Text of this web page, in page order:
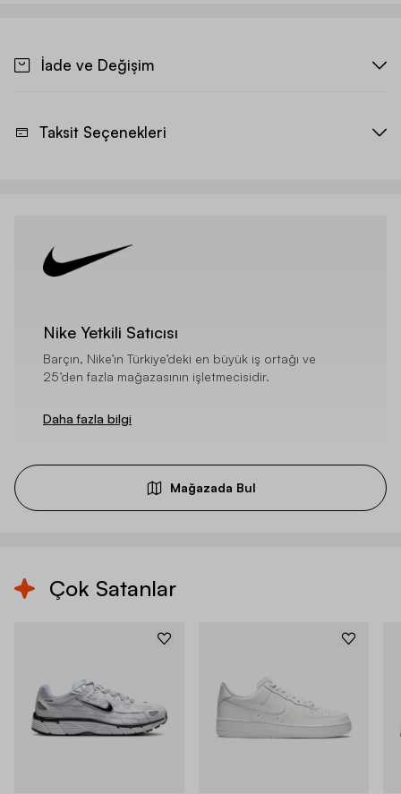
İade ve Değişim
Taksit Seçenekleri
Nike Yetkili Satıcısı
Barçın, Nike’ın Türkiye’deki en büyük iş ortağı ve
25’den fazla mağazasının işletmecisidir.
Daha fazla bilgi
Mağazada Bul
Çok Satanlar